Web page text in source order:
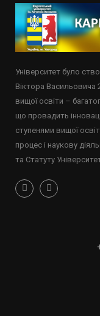
Університет було
Віктора Васильовича
вищої освіти –
що провадить
ступенями вищої
процес і наукову
та Статуту